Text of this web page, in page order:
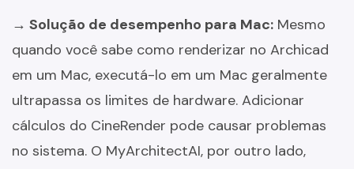
→ Solução de desempenho para Mac: Mesmo
quando você sabe como renderizar no Archicad
em um Mac, executá-lo em um Mac geralmente
ultrapassa os limites de hardware. Adicionar
cálculos do CineRender pode causar problemas
no sistema. O MyArchitectAI, por outro lado,